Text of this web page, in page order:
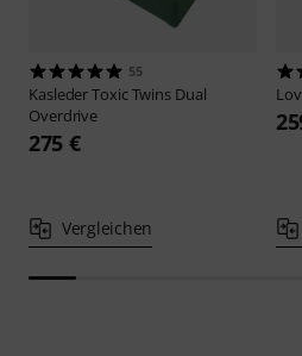
55
KaslederToxic Twins Dual
Overdrive
275 €
Vergleichen